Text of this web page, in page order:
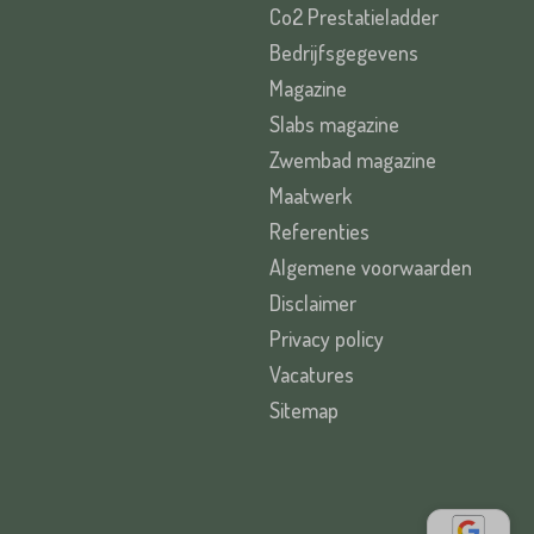
Co2 Prestatieladder
Bedrijfsgegevens
Magazine
Slabs magazine
Zwembad magazine
Maatwerk
Referenties
Algemene voorwaarden
Disclaimer
Privacy policy
Vacatures
Sitemap